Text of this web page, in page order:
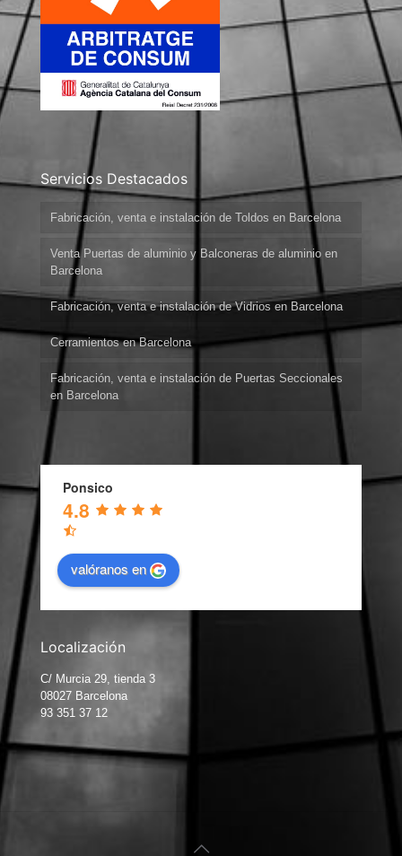
Servicios Destacados
Fabricación, venta e instalación de Toldos en Barcelona
Venta Puertas de aluminio y Balconeras de aluminio en
Barcelona
Fabricación, venta e instalación de Vidrios en Barcelona
Cerramientos en Barcelona
Fabricación, venta e instalación de Puertas Seccionales
en Barcelona
Ponsico
4.8
valóranos en
Localización
C/ Murcia 29, tienda 3
08027 Barcelona
93 351 37 12